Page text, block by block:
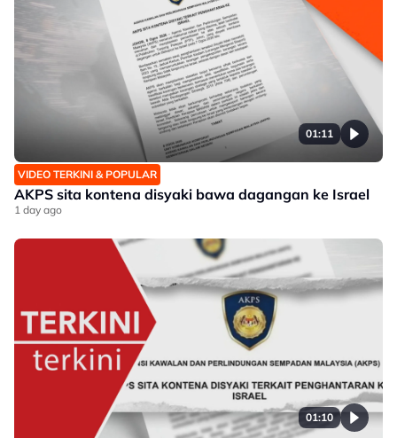
01:11
VIDEO TERKINI & POPULAR
AKPS sita kontena disyaki bawa dagangan ke Israel
1 day ago
01:10